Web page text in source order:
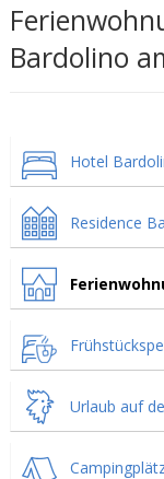
Bardolino
Hotel
Residence
Urlaub auf